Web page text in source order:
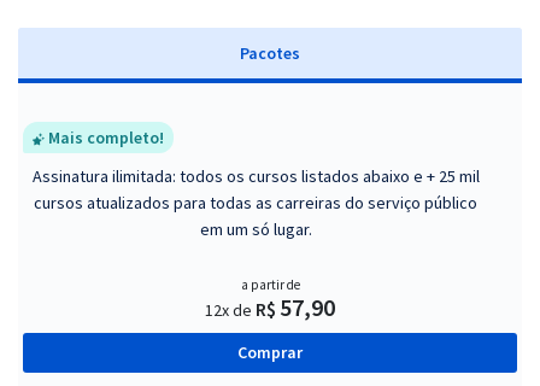
Pacotes
Mais completo!
Assinatura ilimitada: todos os cursos listados abaixo e + 25 mil
cursos atualizados para todas as carreiras do serviço público
em um só lugar.
a partir de
12x de R$ 57,90
Comprar